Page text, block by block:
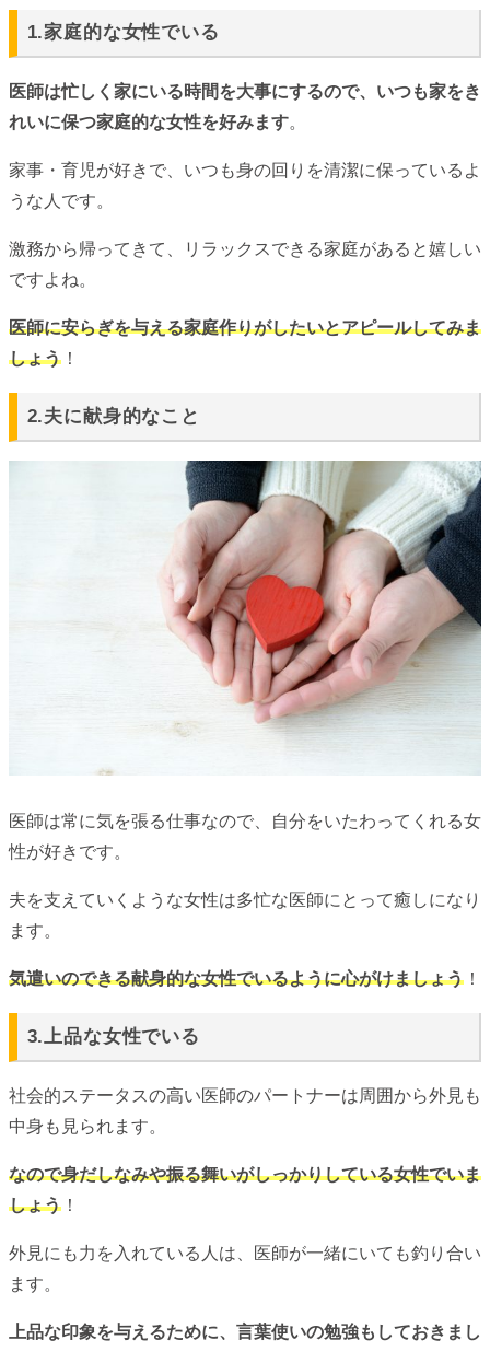
1.家庭的な女性でいる
医師は忙しく家にいる時間を大事にするので、いつも家をき
れいに保つ家庭的な女性を好みます。
家事・育児が好きで、いつも身の回りを清潔に保っているよ
うな人です。
激務から帰ってきて、リラックスできる家庭があると嬉しい
ですよね。
医師に安らぎを与える家庭作りがしたいとアピールしてみま
しょう ！
2.夫に献身的なこと
医師は常に気を張る仕事なので、自分をいたわってくれる女
性が好きです。
夫を支えていくような女性は多忙な医師にとって癒しになり
ます。
気遣いのできる献身的な女性でいるように心がけましょう ！
3.上品な女性でいる
社会的ステータスの高い医師のパートナーは周囲から外見も
中身も見られます。
なので身だしなみや振る舞いがしっかりしている女性でいま
しょう ！
外見にも力を入れている人は、医師が一緒にいても釣り合い
ます。
上品な印象を与えるために、言葉使いの勉強もしておきまし